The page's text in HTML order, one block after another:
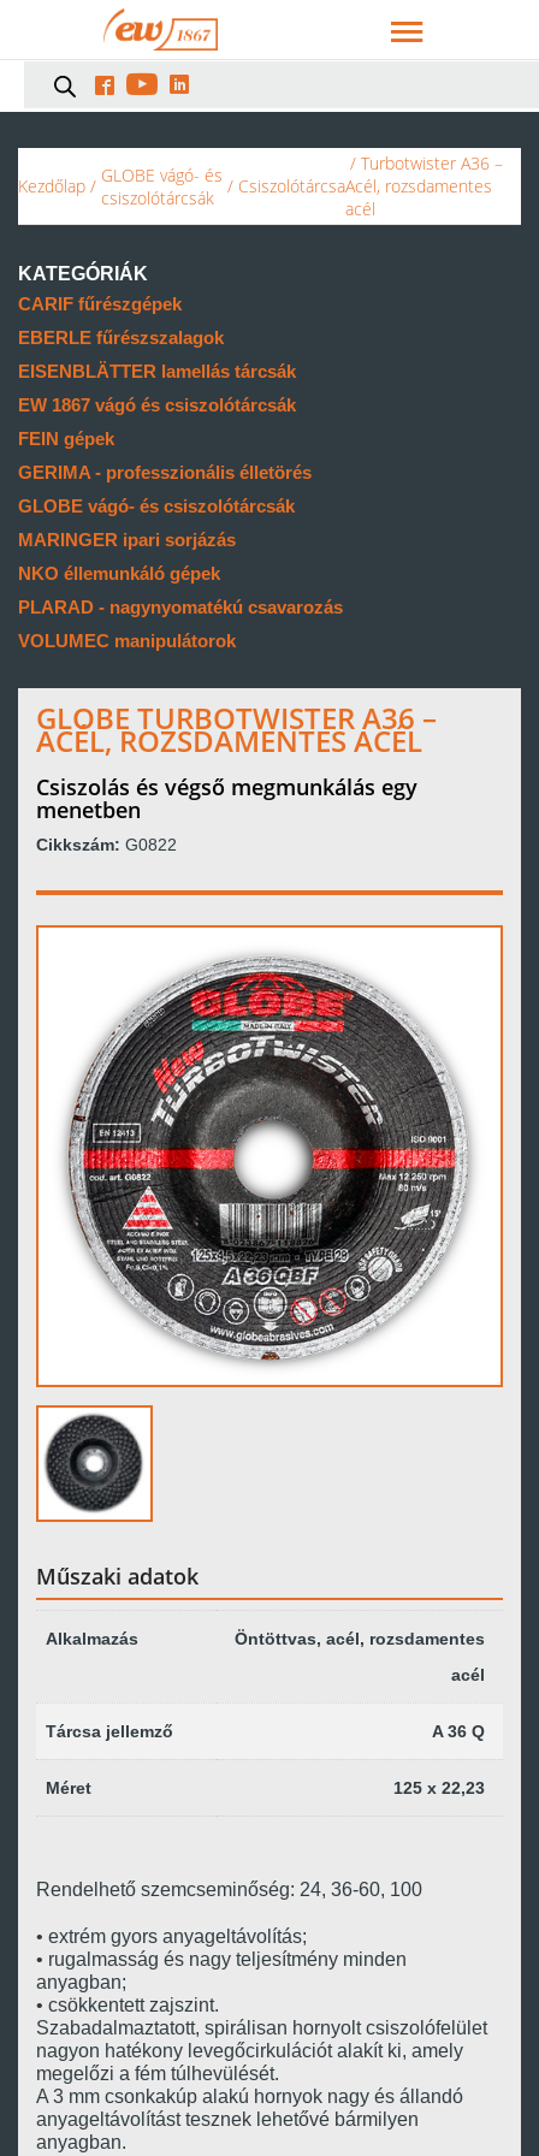
  
Kezdőlap / GLOBE vágó- és
csiszolótárcsák / Csiszolótárcsa
/ Turbotwister A36 –
Acél, rozsdamentes
acél
KATEGÓRIÁK
CARIF fűrészgépek
EBERLE fűrészszalagok
EISENBLÄTTER lamellás tárcsák
EW 1867 vágó és csiszolótárcsák
FEIN gépek
GERIMA - professzionális élletörés
GLOBE vágó- és csiszolótárcsák
MARINGER ipari sorjázás
NKO éllemunkáló gépek
PLARAD - nagynyomatékú csavarozás
VOLUMEC manipulátorok
GLOBE TURBOTWISTER A36 –
ACÉL, ROZSDAMENTES ACÉL
Csiszolás és végső megmunkálás egy
menetben
Cikkszám: G0822
Műszaki adatok
Alkalmazás
Öntöttvas, acél, rozsdamentes
acél
Tárcsa jellemző A 36 Q
Méret 125 x 22,23
Rendelhető szemcseminőség: 24, 36-60, 100
• extrém gyors anyageltávolítás;
• rugalmasság és nagy teljesítmény minden
anyagban;
• csökkentett zajszint.
Szabadalmaztatott, spirálisan hornyolt csiszolófelület
nagyon hatékony levegőcirkulációt alakít ki, amely
megelőzi a fém túlhevülését.
A 3 mm csonkakúp alakú hornyok nagy és állandó
anyageltávolítást tesznek lehetővé bármilyen
anyagban.